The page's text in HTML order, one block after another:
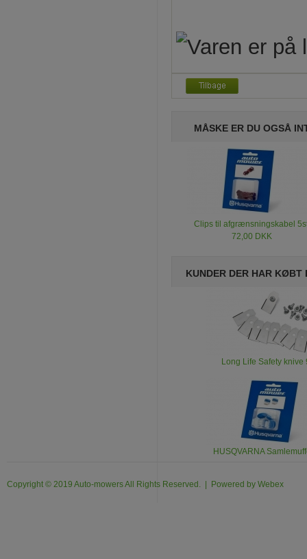
MÅSKE ER DU OGSÅ
Clips til afgrænsningskabel
72,00 DKK
KUNDER DER HAR KØBT
Long Life Safety knive
HUSQVARNA
Copyright © 2019 Auto-mowers All Rights Reserved. | Powered by Webex